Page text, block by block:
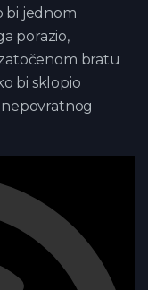
bi jednom
porazio,
bratu
bi sklopio
nepovratnog